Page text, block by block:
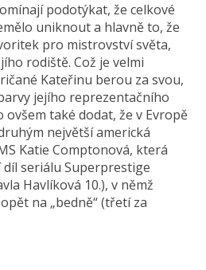
podotýkat, že celkové
uniknout a hlavně to, že
pro mistrovství světa,
rodiště. Což je velmi
Kateřinu berou za svou,
jejího reprezentačního
také dodat, že v Evropě
největší americká
Katie Comptonová, která
seriálu Superprestige
Havlíková 10.), v němž
na „bedně“ (třetí za